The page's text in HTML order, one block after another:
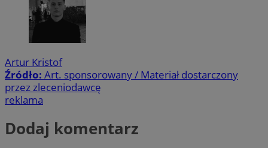
Artur Kristof
Źródło: Art. sponsorowany / Materiał dostarczony
przez zleceniodawcę
reklama
Dodaj komentarz